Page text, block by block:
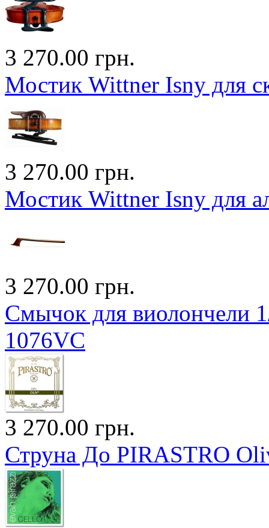
3 270.00 грн.
Мостик Wittner Isny для
3 270.00 грн.
Мостик Wittner Isny для
3 270.00 грн.
Смычок для виолончели
1076VC
3 270.00 грн.
Струна До PIRASTRO